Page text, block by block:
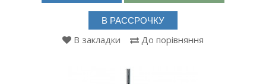
В РАССРОЧКУ
В закладки До порівняння